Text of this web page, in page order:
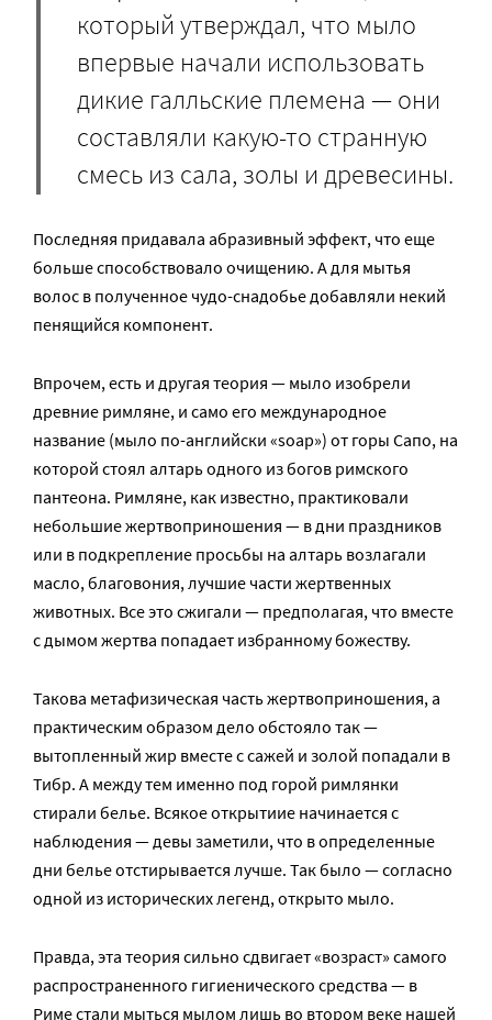
который утверждал, что мыло
впервые начали использовать
дикие галльские племена — они
составляли какую-то странную
смесь из сала, золы и древесины.
Последняя придавала абразивный эффект, что еще
больше способствовало очищению. А для мытья
волос в полученное чудо-снадобье добавляли некий
пенящийся компонент.
Впрочем, есть и другая теория — мыло изобрели
древние римляне, и само его международное
название (мыло по-английски «soap») от горы Сапо, на
которой стоял алтарь одного из богов римского
пантеона. Римляне, как известно, практиковали
небольшие жертвоприношения — в дни праздников
или в подкрепление просьбы на алтарь возлагали
масло, благовония, лучшие части жертвенных
животных. Все это сжигали — предполагая, что вместе
с дымом жертва попадает избранному божеству.
Такова метафизическая часть жертвоприношения, а
практическим образом дело обстояло так —
вытопленный жир вместе с сажей и золой попадали в
Тибр. А между тем именно под горой римлянки
стирали белье. Всякое открытиие начинается с
наблюдения — девы заметили, что в определенные
дни белье отстирывается лучше. Так было — согласно
одной из исторических легенд, открыто мыло.
Правда, эта теория сильно сдвигает «возраст» самого
распространенного гигиенического средства — в
Риме стали мыться мылом лишь во втором веке нашей